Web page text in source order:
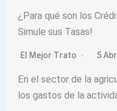
¿Para qué son los
Simule sus Tasas!
El Mejor Trato 5
En el sector de la
los gastos de la